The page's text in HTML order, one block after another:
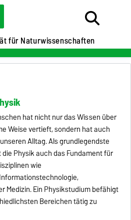
für Naturwissenschaften
hat nicht nur das Wissen über
Weise vertieft, sondern hat auch
Alltag. Als grundlegendste
Physik auch das Fundament für
wie
Medizin. Ein Physikstudium befähigt
Bereichen tätig zu